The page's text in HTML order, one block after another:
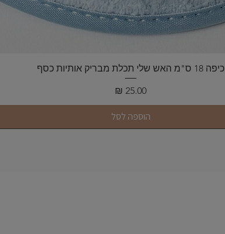
תצוגה מהירה
כיפה 18 ס"מ האש שלי תכלת מבריק אותיות כסף
מחיר
הוספה לסל